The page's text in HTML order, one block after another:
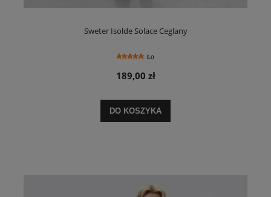
Sweter Isolde Solace Ceglany
5.0
189,00 zł
DO KOSZYKA